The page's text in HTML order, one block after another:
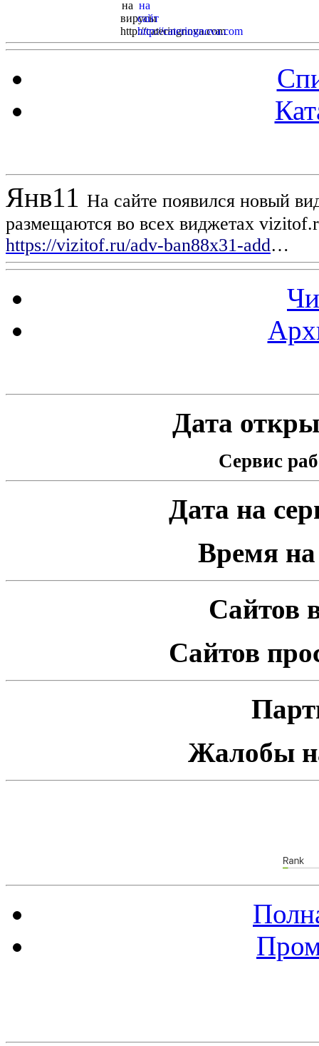
Янв11 На сайте появился новый
размещаются во всех виджетах
https://vizitof.ru/adv-ban88x31-add…
Дата
Сервис
Дата на
Время на
Сайтов
Сайтов
Жалобы